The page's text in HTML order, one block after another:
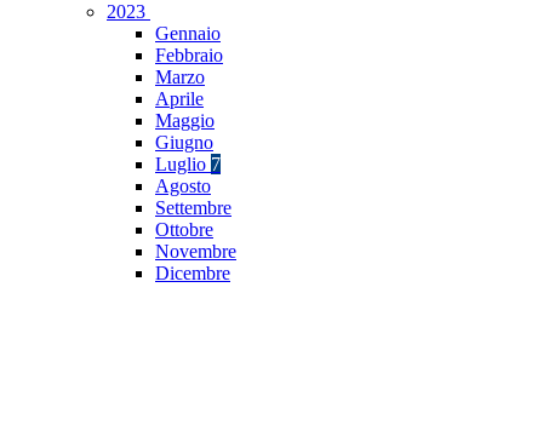
2023
Gennaio
Febbraio
Marzo
Aprile
Maggio
Giugno
Luglio 7
Agosto
Settembre
Ottobre
Novembre
Dicembre